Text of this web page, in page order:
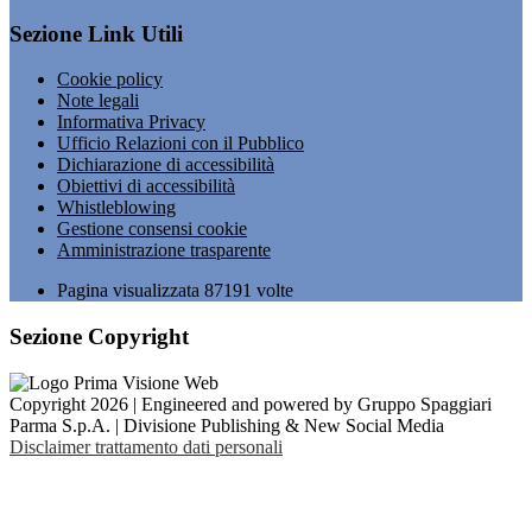
Sezione Link Utili
Cookie policy
Note legali
Informativa Privacy
Ufficio Relazioni con il Pubblico
Dichiarazione di accessibilità
Obiettivi di accessibilità
Whistleblowing
Gestione consensi cookie
Amministrazione trasparente
Pagina visualizzata 87191 volte
Sezione Copyright
Copyright 2026 | Engineered and powered by Gruppo Spaggiari
Parma S.p.A. | Divisione Publishing & New Social Media
Disclaimer trattamento dati personali